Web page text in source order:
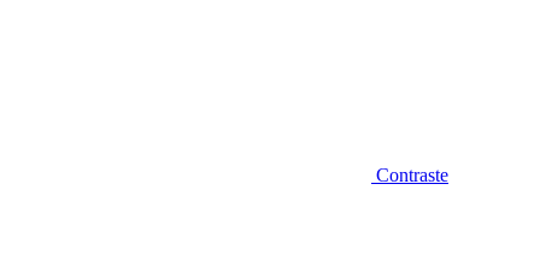
Contraste